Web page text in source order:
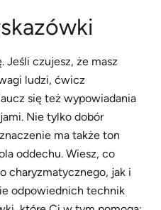
Jeśli czujesz, że masz
ludzi, ćwicz
się też wypowiadania
Nie tylko dobór
ma także ton
oddechu. Wiesz, co
charyzmatycznego, jak i
odpowiednich technik